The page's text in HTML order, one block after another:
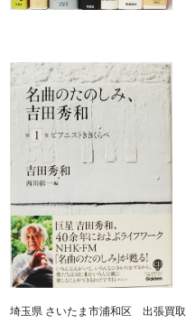
埼玉県 さいたま市浦和区 出張買取